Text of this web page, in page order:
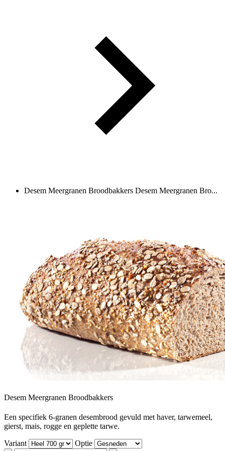
Desem Meergranen Broodbakkers Desem Meergranen Bro...
Desem Meergranen Broodbakkers
Een specifiek 6-granen desembrood gevuld met haver, tarwemeel,
gierst, mais, rogge en geplette tarwe.
Variant
Optie